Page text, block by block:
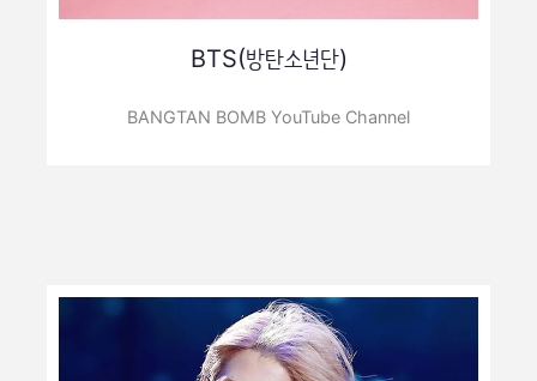
BTS(방탄소년단)
BANGTAN BOMB YouTube Channel